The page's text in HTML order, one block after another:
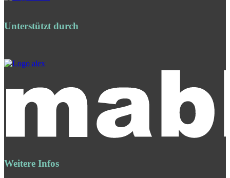
Unterstützt durch
Weitere Infos